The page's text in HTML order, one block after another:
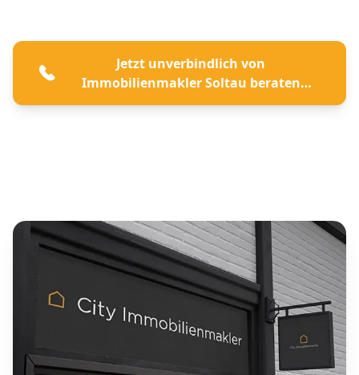
Jetzt unverbindlich von
Immobilienmakler Soltau beraten
lassen